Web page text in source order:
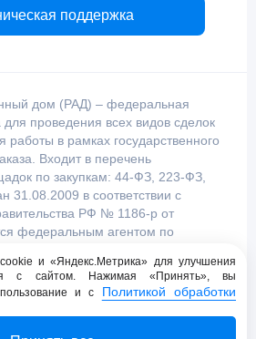
поддержка
дом (РАД) – федеральная
проведения всех видов сделок
в рамках государственного
Входит в перечень
по закупкам: 44-ФЗ, 223-ФЗ,
в соответствии с
РФ № 1186-р от
федеральным агентом по
Федерации.
и «Яндекс.Метрика» для улучшения
с сайтом. Нажимая «Принять», вы
и с Политикой обработки